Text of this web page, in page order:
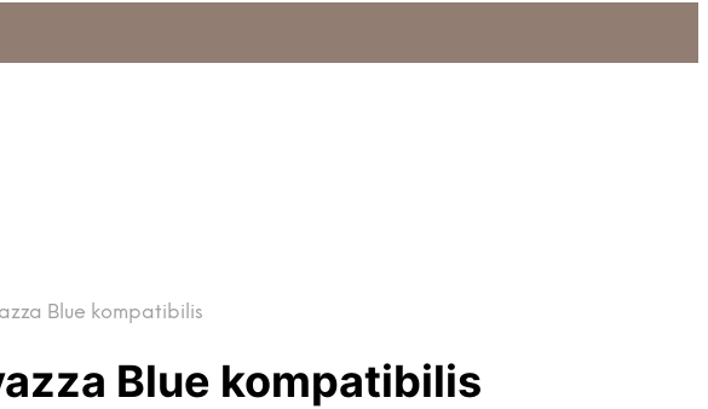
Blue kompatibilis
Blue kompatibilis